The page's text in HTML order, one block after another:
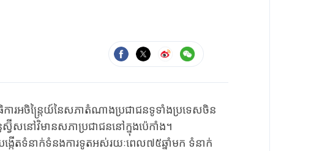
រអចិន្ត្រៃយ៍នៃសភាតំណាងប្រជាជនទូទាំងប្រទេសចិន
សនៅវិមានសភាប្រជាជននៅក្នុងប៉េកាំង។
កើតទំនាក់ទំនងការទូតអស់រយៈពេល៧៥ឆ្នាំមក ទំនាក់